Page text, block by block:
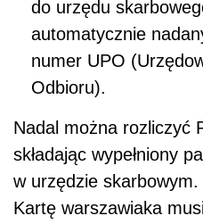
do urzędu
automatycznie
numer UPO
Odbioru).
Nadal można rozliczyć
składając wypełniony
w urzędzie
Kartę warszawiaka